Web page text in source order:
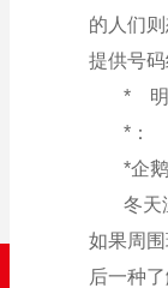
的人们
提供号
*
*：
*企
冬天
如果周
后一种